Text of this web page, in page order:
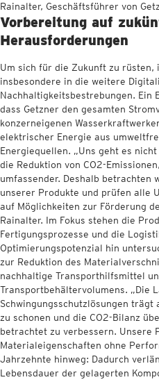
Rainalter, Geschäftsführer von
Vorbereitung auf
Herausforderungen
Um sich für die Zukunft zu rüsten,
insbesondere in die weitere
Nachhaltigkeitsbestrebungen. Ein
dass Getzner den gesamten
konzerneigenen
elektrischer Energie aus
Energiequellen. „Uns geht es
die Reduktion von CO2-
umfassender. Deshalb betrachten
unserer Produkte und prüfen alle
auf Möglichkeiten zur Förderung
Rainalter. Im Fokus stehen die
Fertigungsprozesse und die
Optimierungspotenzial hin
zur Reduktion des
nachhaltige Transporthilfsmittel
Transportbehältervolumens. „Die
Schwingungsschutzlösungen trägt
zu schonen und die CO2-Bilanz
betrachtet zu verbessern. Unsere
Materialeigenschaften ohne
Jahrzehnte hinweg: Dadurch
Lebensdauer der gelagerten